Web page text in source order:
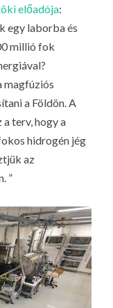
előadója:
egy laborba és
millió fok
magfúziós
a Földön. A
terv, hogy a
hidrogén jég
az
”